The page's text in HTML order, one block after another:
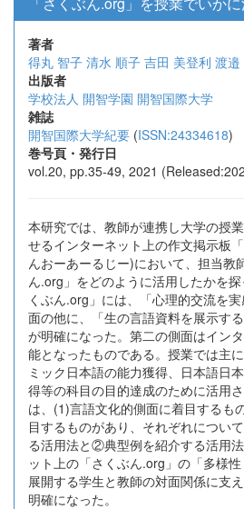
著者
得丸 智子 清水 順子 吉田 美登利 渡邉
出版者
学校法人 開智学園 開智国際大学
雑誌
開智国際大学紀要 (ISSN:24334618)
巻号頁・発行日
vol.20, pp.35-49, 2021
本研究では、教師が連携し大学の授
せるインターネット上の作文掲示板
んおーあーるじー)において、担当教
ん.org」をどのように活用したかを
くぶん.org」には、「心理的交流を
面の他に、「生の言語資料を展示す
が明確になった。第二の側面はイン
能となったものである。授業では主
ミック日本語の能力獲得、日本語日
得等の科目の目的達成のために活用
は、(1)言語文化的側面に着目するも
目するものがあり、それぞれについ
る活用法と②典型例を紹介する活用
ット上の「さくぶん.org」の「多様
展開する学生と教師の対面関係に支
明確になった。